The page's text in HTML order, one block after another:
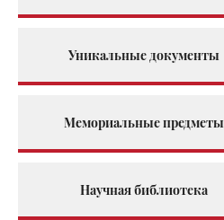
Уникальные документы
Мемориальные предметы
Научная библиотека